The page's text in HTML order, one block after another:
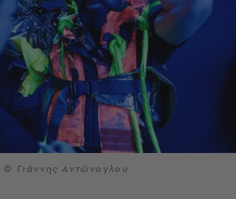
Γιάννης Αντώνογλου